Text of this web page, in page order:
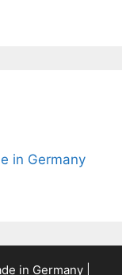
in Germany |